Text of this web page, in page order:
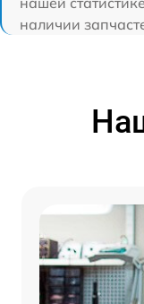
наличии